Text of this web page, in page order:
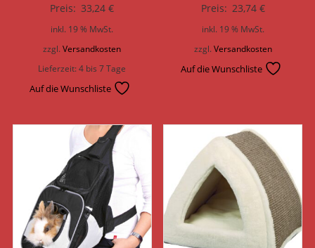
Preis: 33,24€
inkl. 19 % MwSt.
zzgl.Versandkosten
Lieferzeit:4 bis 7 Tage
Auf die Wunschliste
Preis: 23,74 €
inkl. 19 % MwSt.
zzgl. Versandkosten
Auf die Wunschliste